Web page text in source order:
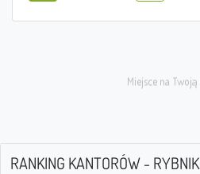
RANKING KANTORÓW - RYBNIK